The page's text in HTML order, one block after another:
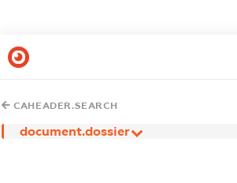
CAHEADER.SEARCH
document.dossier